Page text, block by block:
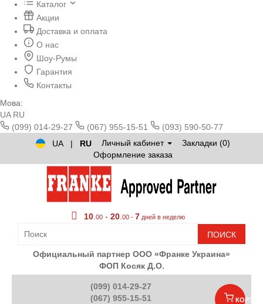
Каталог
Акции
Доставка и оплата
О нас
Шоу-Румы
Гарантия
Контакты
Мова:
UA RU
(099) 014-29-27
(067) 955-15-51
(093) 590-50-77
UA
| RU Личный кабинет
Закладки (0)
Оформление заказа
10 00 - 20 00 - 7 дней в неделю
ПОИСК
Официальный партнер ООО «Франке Украина»
ФОП Косяк Д.О.
(099) 014-29-27
(067) 955-15-51